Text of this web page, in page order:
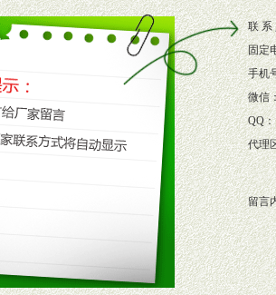
市场需要，派驻区
利销售。
市场情况公司给予
货制度
前期市场操作一定
联 系
固定
手机
微信
QQ：
代理
留言